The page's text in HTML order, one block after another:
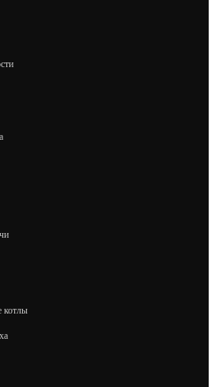
КАМНЯ "ЗМЕЕВИК"
котлы